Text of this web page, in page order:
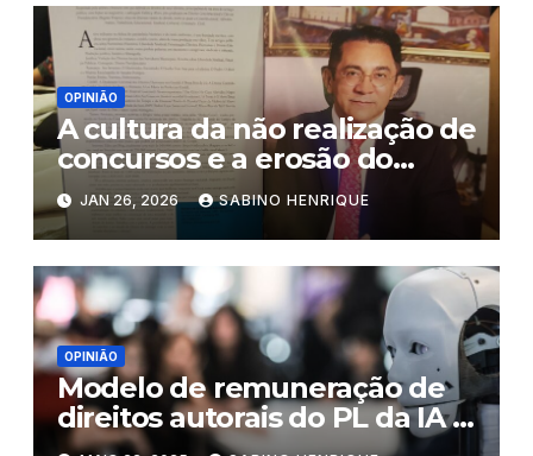
OPINIÃO
A cultura da não realização de
concursos e a erosão do
serviço público
JAN 26, 2026 SABINO HENRIQUE
OPINIÃO
Modelo de remuneração de
direitos autorais do PL da IA é
tecnicamente inviável,